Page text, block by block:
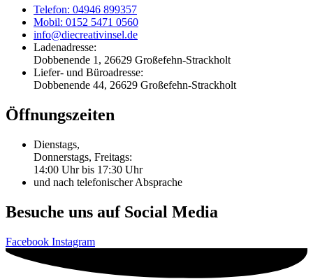
Telefon: 04946 899357
Mobil: 0152 5471 0560
info@diecreativinsel.de
Ladenadresse:
Dobbenende 1, 26629 Großefehn-Strackholt
Liefer- und Büroadresse:
Dobbenende 44, 26629 Großefehn-Strackholt
Öffnungszeiten
Dienstags,
Donnerstags, Freitags:
14:00 Uhr bis 17:30 Uhr
und nach telefonischer Absprache
Besuche uns auf Social Media
Facebook Instagram